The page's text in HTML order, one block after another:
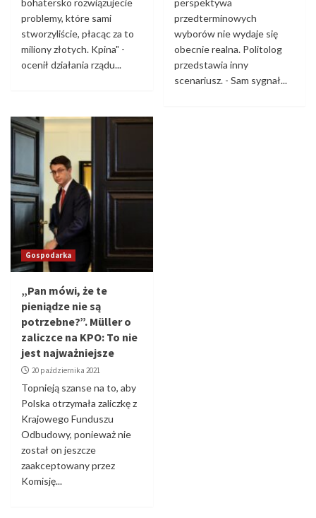
problemy, które sami
stworzyliście, płacąc za to
miliony złotych. Kpina" -
ocenił działania rządu...
przedterminowych
wyborów nie wydaje się
obecnie realna. Politolog
przedstawia inny
scenariusz. - Sam sygnał...
Gospodarka
„Pan mówi, że te
pieniądze nie są
potrzebne?”. Müller o
zaliczce na KPO: To nie
jest najważniejsze
20 października 2021
Topnieją szanse na to, aby
Polska otrzymała zaliczkę z
Krajowego Funduszu
Odbudowy, ponieważ nie
został on jeszcze
zaakceptowany przez
Komisję...